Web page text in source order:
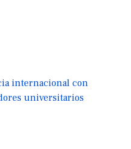
internacional con
universitarios